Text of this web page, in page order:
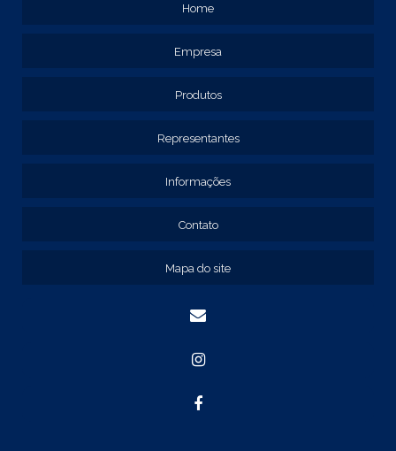
Home
Empresa
Produtos
Representantes
Informações
Contato
Mapa do site